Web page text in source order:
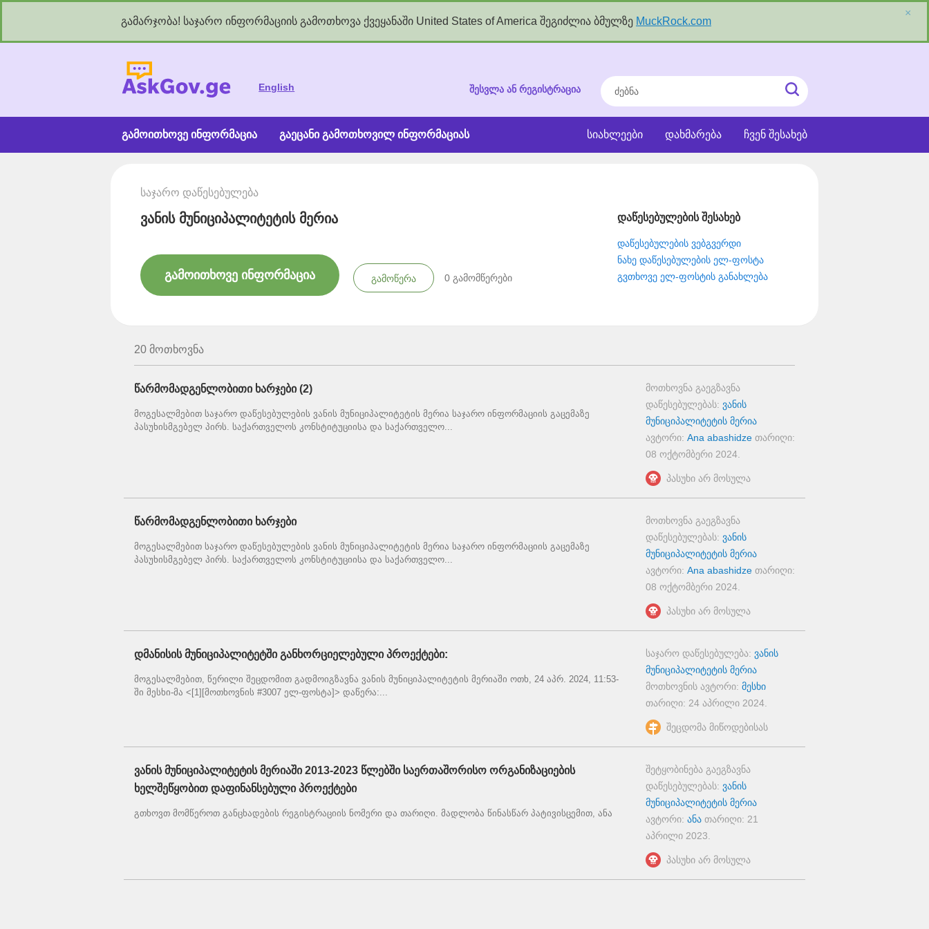
გამარჯობა! საჯარო ინფორმაციის გამოთხოვა ქვეყანაში United States of America შეგიძლია ბმულზე MuckRock.com
×
English ძებნა
ძიეების
ჩატვირთვა
შესვლა ან რეგისტრაცია
გამოითხოვე ინფორმაცია გაეცანი გამოთხოვილ ინფორმაციას ჩვენ შესახებ
დახმარება
სიახლეები
საჯარო დაწესებულება
ვანის მუნიციპალიტეტის მერია
გამოითხოვე ინფორმაცია გამოწერა 0 გამომწერები
დაწესებულების შესახებ
დაწესებულების ვებგვერდი
ნახე დაწესებულების ელ-ფოსტა
გვთხოვე ელ-ფოსტის განახლება
20 მოთხოვნა
წარმომადგენლობითი ხარჯები (2)
მოგესალმებით საჯარო დაწესებულების ვანის მუნიციპალიტეტის მერია საჯარო ინფორმაციის გაცემაზე
პასუხისმგებელ პირს. საქართველოს კონსტიტუციისა და საქართველო...
მოთხოვნა გაეგზავნა
დაწესებულებას: ვანის
მუნიციპალიტეტის მერია
ავტორი: Ana abashidzeთარიღი:
08 ოქტომბერი 2024.
პასუხი არ მოსულა
წარმომადგენლობითი ხარჯები
მოგესალმებით საჯარო დაწესებულების ვანის მუნიციპალიტეტის მერია საჯარო ინფორმაციის გაცემაზე
პასუხისმგებელ პირს. საქართველოს კონსტიტუციისა და საქართველო...
მოთხოვნა გაეგზავნა
დაწესებულებას: ვანის
მუნიციპალიტეტის მერია
ავტორი: Ana abashidzeთარიღი:
08 ოქტომბერი 2024.
პასუხი არ მოსულა
დმანისის მუნიციპალიტეტში განხორციელებული პროექტები:
მოგესალმებით, წერილი შეცდომით გადმოიგზავნა ვანის მუნიციპალიტეტის მერიაში ოთხ, 24 აპრ. 2024, 11:53-
ში მესხი-მა <[1][მოთხოვნის #3007 ელ-ფოსტა]> დაწერა:...
საჯარო დაწესებულება: ვანის
მუნიციპალიტეტის მერია
მოთხოვნის ავტორი: მესხი
თარიღი: 24 აპრილი 2024.
შეცდომა მიწოდებისას
ვანის მუნიციპალიტეტის მერიაში 2013-2023 წლებში საერთაშორისო ორგანიზაციების
ხელშეწყობით დაფინანსებული პროექტები
გთხოვთ მომწეროთ განცხადების რეგისტრაციის ნომერი და თარიღი. მადლობა წინასწარ პატივისცემით, ანა
შეტყობინება გაეგზავნა
დაწესებულებას: ვანის
მუნიციპალიტეტის მერია
ავტორი: ანათარიღი: 21
აპრილი 2023
პასუხი არ მოსულა